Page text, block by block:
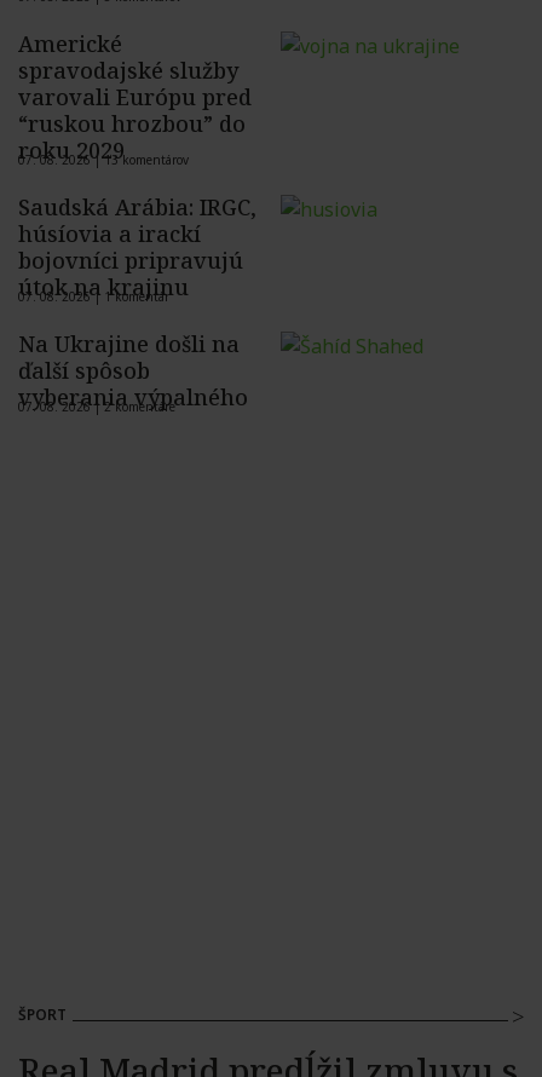
Americké
spravodajské služby
varovali Európu pred
“ruskou hrozbou” do
roku 2029
07. 08. 2026 |13 komentárov
Saudská Arábia: IRGC,
húsíovia a irackí
bojovníci pripravujú
útok na krajinu
07. 08. 2026 | 1 komentár
Na Ukrajine došli na
ďalší spôsob
vyberania výpalného
07. 08. 2026 |2 komentáre
ŠPORT